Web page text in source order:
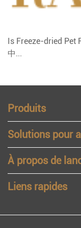
Is Freeze-dried Pet
中...
Produits
Solutions pour
À propos de
Liens rapides